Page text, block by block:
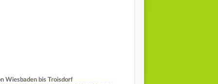
Wiesbaden bis Troisdorf